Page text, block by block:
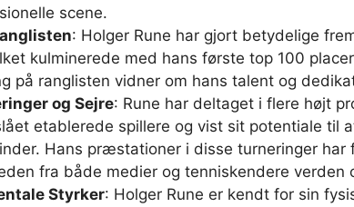
scene.
: Holger Rune har gjort betydelige
kulminerede med hans første top 100
på ranglisten vidner om hans talent og
og Sejre: Rune har deltaget i flere højt
etablerede spillere og vist sit potentiale til
Hans præstationer i disse turneringer har
fra både medier og tenniskendere verden
Styrker: Holger Rune er kendt for sin